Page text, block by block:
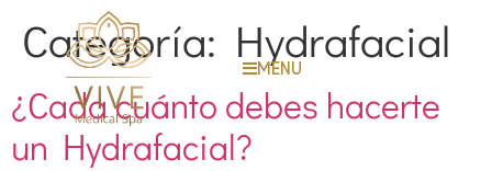
MENU
Categoría: Hydrafacial
¿Cada cuánto debes hacerte
un Hydrafacial?